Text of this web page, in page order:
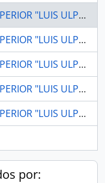
INSTITUTO TECNOLÓGICO SUPERIOR "LUIS ULPIANO DE LA TORRE"
INSTITUTO TECNOLÓGICO SUPERIOR "LUIS ULPIANO DE LA TORRE".
INSTITUTO TECNOLÓGICO SUPERIOR "LUIS ULPIANO DE LA TORRE".
INSTITUTO TECNOLÓGICO SUPERIOR "LUIS ULPIANO DE LA TORRE".
INSTITUTO TECNOLÓGICO SUPERIOR "LUIS ULPIANO DE LA TORRE".
por: